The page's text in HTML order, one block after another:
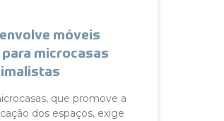
móveis
microcasas
que promove a
dos espaços, exige